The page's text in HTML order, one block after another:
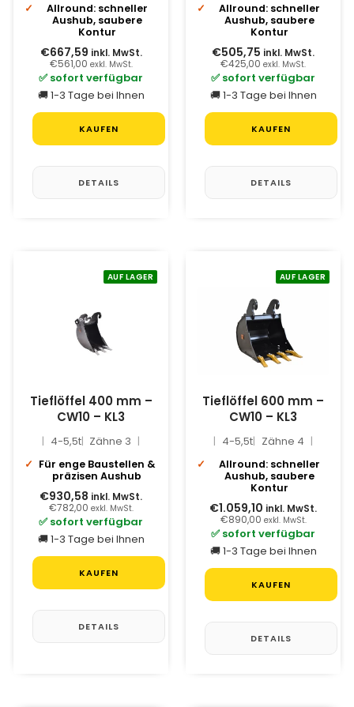
Allround: schneller
Aushub, saubere
Kontur
€667,59 inkl. MwSt.
€561,00 exkl. MwSt.
✅ sofort verfügbar
🚚 1-3 Tage bei Ihnen
KAUFEN
DETAILS
Allround: schneller
Aushub, saubere
Kontur
€505,75 inkl. MwSt.
€425,00 exkl. MwSt.
✅ sofort verfügbar
🚚 1-3 Tage bei Ihnen
KAUFEN
DETAILS
AUF LAGER
Tieflöffel 400 mm –
CW10 – KL3
4-5,5t Zähne 3
Für enge Baustellen &
präzisen Aushub
€930,58 inkl. MwSt.
€782,00 exkl. MwSt.
✅ sofort verfügbar
🚚 1-3 Tage bei Ihnen
KAUFEN
DETAILS
AUF LAGER
Tieflöffel 600 mm –
CW10 – KL3
4-5,5t Zähne 4
Allround: schneller
Aushub, saubere
Kontur
€1.059,10 inkl. MwSt.
€890,00 exkl. MwSt.
✅ sofort verfügbar
🚚 1-3 Tage bei Ihnen
KAUFEN
DETAILS